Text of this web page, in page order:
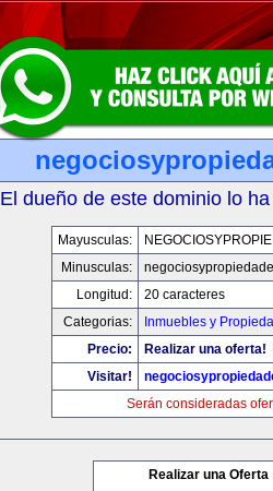
El dueño de este dominio lo
Mayusculas:
Minusculas:
Longitud:
20 caracteres
Categorias:
Inmuebles y
Precio:
Realizar una oferta!
Visitar!
Serán consideradas
Realizar una Oferta